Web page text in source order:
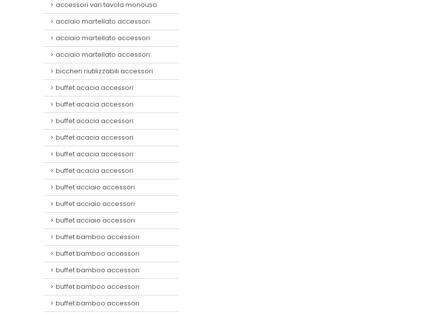
accessori vari tavola monouso
acciaio martellato accessori
acciaio martellato accessori
acciaio martellato accessori
biccheri riutilizzabili accessori
buffet acacia accessori
buffet acacia accessori
buffet acacia accessori
buffet acacia accessori
buffet acacia accessori
buffet acacia accessori
buffet acciaio accessori
buffet acciaio accessori
buffet acciaio accessori
buffet bamboo accessori
buffet bamboo accessori
buffet bamboo accessori
buffet bamboo accessori
buffet bamboo accessori